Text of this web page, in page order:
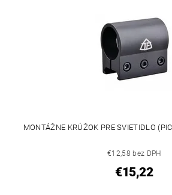
MONTÁŽNE KRÚŽOK PRE SVIETIDLO
€12,58 bez DPH
€15,22